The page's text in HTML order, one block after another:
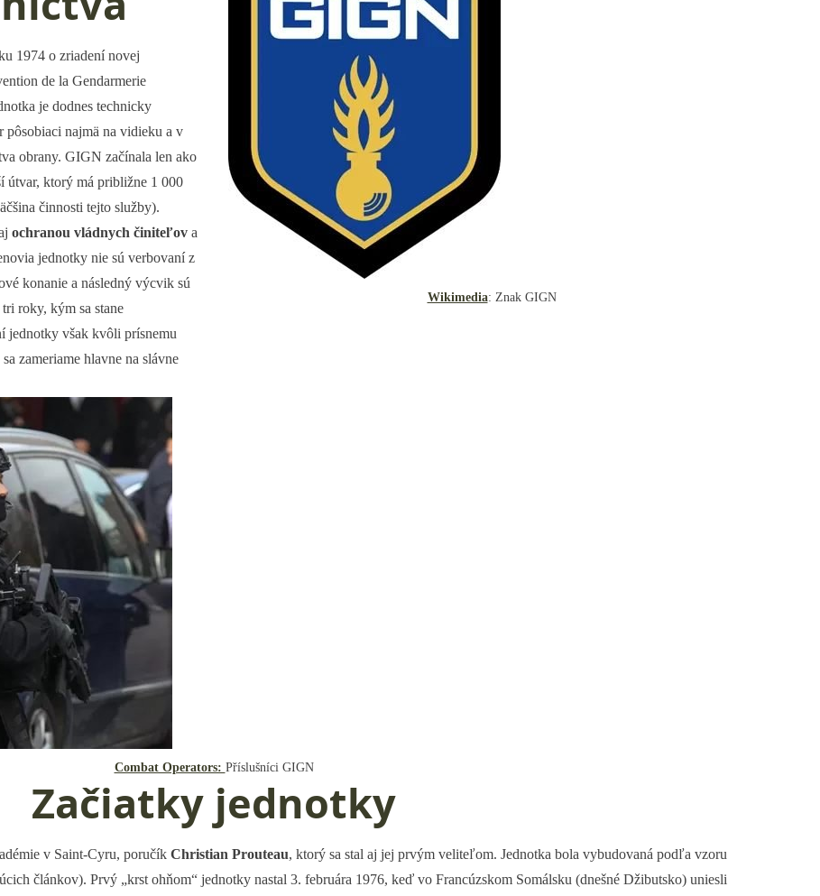
1974 o zriadení novej
de la Gendarmerie
je dodnes technicky
pôsobiaci najmä na vidieku a v
obrany. GIGN začínala len ako
útvar, ktorý má približne 1 000
činnosti tejto služby).
ochranou vládnych činiteľov a
jednotky nie sú verbovaní z
konanie a následný výcvik sú
roky, kým sa stane
jednotky však kvôli prísnemu
zameriame hlavne na slávne
Wikimedia: Znak GIGN
Combat Operators: Příslušníci GIGN
Začiatky jednotky
v Saint-Cyru, poručík Christian Prouteau, ktorý sa stal aj jej prvým veliteľom. Jednotka bola vybudovaná podľa vzoru
článkov). Prvý „krst ohňom“ jednotky nastal 3. februára 1976, keď vo Francúzskom Somálsku (dnešné Džibutsko) uniesli